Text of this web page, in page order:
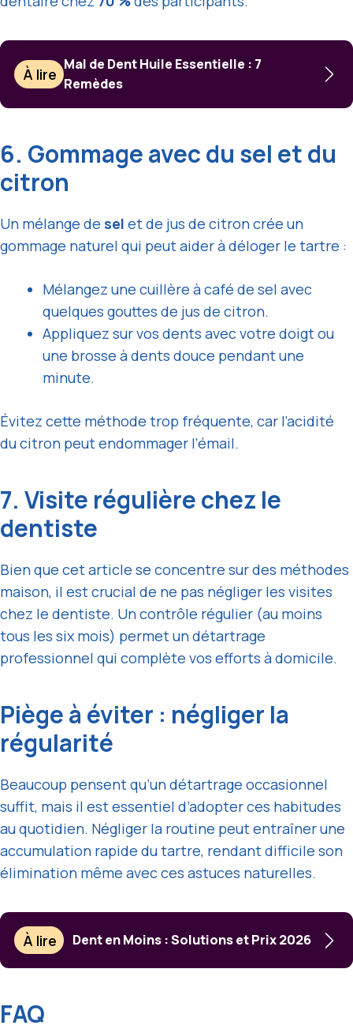
À lire
Mal de Dent Huile Essentielle : 7
Remèdes
6. Gommage avec du sel et du
citron
Un mélange de sel et de jus de citron crée un
gommage naturel qui peut aider à déloger le tartre :
Mélangez une cuillère à café de sel avec
quelques gouttes de jus de citron.
Appliquez sur vos dents avec votre doigt ou
une brosse à dents douce pendant une
minute.
Évitez cette méthode trop fréquente, car l’acidité
du citron peut endommager l’émail.
7. Visite régulière chez le
dentiste
Bien que cet article se concentre sur des méthodes
maison, il est crucial de ne pas négliger les visites
chez le dentiste. Un contrôle régulier (au moins
tous les six mois) permet un détartrage
professionnel qui complète vos efforts à domicile.
Piège à éviter : négliger la
régularité
Beaucoup pensent qu’un détartrage occasionnel
suffit, mais il est essentiel d’adopter ces habitudes
au quotidien. Négliger la routine peut entraîner une
accumulation rapide du tartre, rendant difficile son
élimination même avec ces astuces naturelles.
À lire Dent en Moins : Solutions et Prix 2026
FAQ